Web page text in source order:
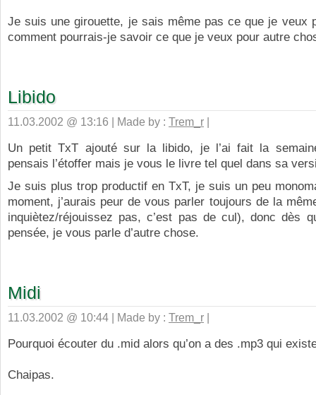
Je suis une girouette, je sais même pas ce que je veux
comment pourrais-je savoir ce que je veux pour autre
Libido
11.03.2002 @ 13:16 | Made by : Trem_r |
Un petit TxT ajouté sur la libido, je l’ai fait la
pensais l’étoffer mais je vous le livre tel quel dans sa
Je suis plus trop productif en TxT, je suis un peu
moment, j’aurais peur de vous parler toujours de la
inquiètez/réjouissez pas, c’est pas de cul), donc dès
pensée, je vous parle d’autre chose.
Midi
11.03.2002 @ 10:44 | Made by : Trem_r |
Pourquoi écouter du .mid alors qu’on a des .mp3 qui
Chaipas.